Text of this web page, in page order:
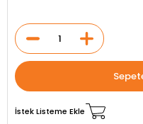
İstek Listeme Ekle